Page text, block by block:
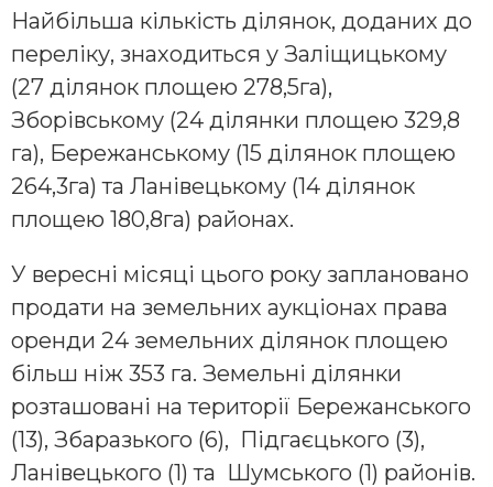
Найбільша кількість ділянок, доданих до
переліку, знаходиться у Заліщицькому
(27 ділянок площею 278,5га),
Зборівському (24 ділянки площею 329,8
га), Бережанському (15 ділянок площею
264,3га) та Ланівецькому (14 ділянок
площею 180,8га) районах.
У вересні місяці цього року заплановано
продати на земельних аукціонах права
оренди 24 земельних ділянок площею
більш ніж 353 га. Земельні ділянки
розташовані на території Бережанського
(13), Збаразького (6), Підгаєцького (3),
Ланівецького (1) та Шумського (1) районів.